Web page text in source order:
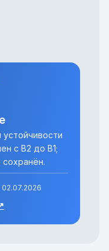
устойчивости
с B2 до B1;
сохранён.
02.07.2026